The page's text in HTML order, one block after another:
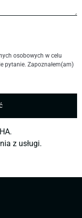
osobowych w celu
pytanie. Zapoznałem(am)
z usługi.